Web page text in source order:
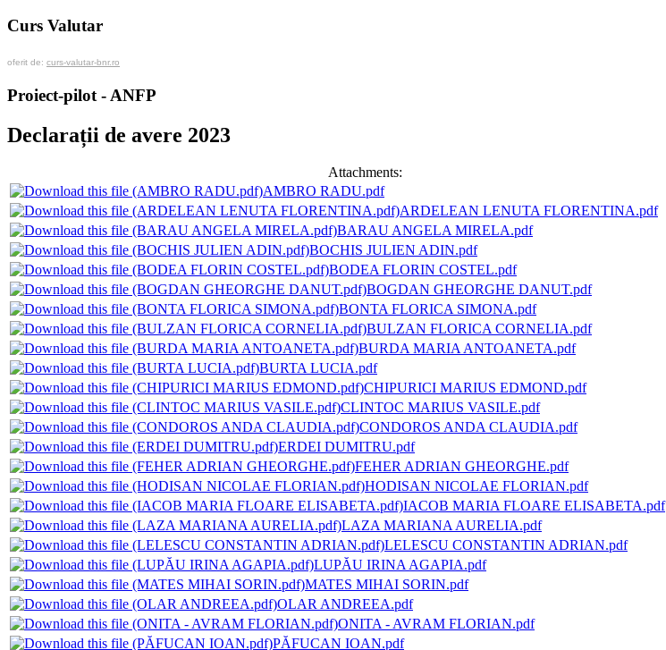
Curs Valutar
oferit de: curs-valutar-bnr.ro
Proiect-pilot - ANFP
Declarații de avere 2023
Attachments:
AMBRO RADU.pdf
ARDELEAN LENUTA FLORENTINA.pdf
BARAU ANGELA MIRELA.pdf
BOCHIS JULIEN ADIN.pdf
BODEA FLORIN COSTEL.pdf
BOGDAN GHEORGHE DANUT.pdf
BONTA FLORICA SIMONA.pdf
BULZAN FLORICA CORNELIA.pdf
BURDA MARIA ANTOANETA.pdf
BURTA LUCIA.pdf
CHIPURICI MARIUS EDMOND.pdf
CLINTOC MARIUS VASILE.pdf
CONDOROS ANDA CLAUDIA.pdf
ERDEI DUMITRU.pdf
FEHER ADRIAN GHEORGHE.pdf
HODISAN NICOLAE FLORIAN.pdf
IACOB MARIA FLOARE ELISABETA.pdf
LAZA MARIANA AURELIA.pdf
LELESCU CONSTANTIN ADRIAN.pdf
LUPĂU IRINA AGAPIA.pdf
MATES MIHAI SORIN.pdf
OLAR ANDREEA.pdf
ONITA - AVRAM FLORIAN.pdf
PĂFUCAN IOAN.pdf